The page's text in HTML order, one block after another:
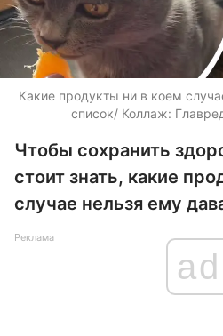
Какие продукты ни в коем
список/ Коллаж:
Чтобы сохранить
стоит знать, какие
случае нельзя ему
Реклама
ad